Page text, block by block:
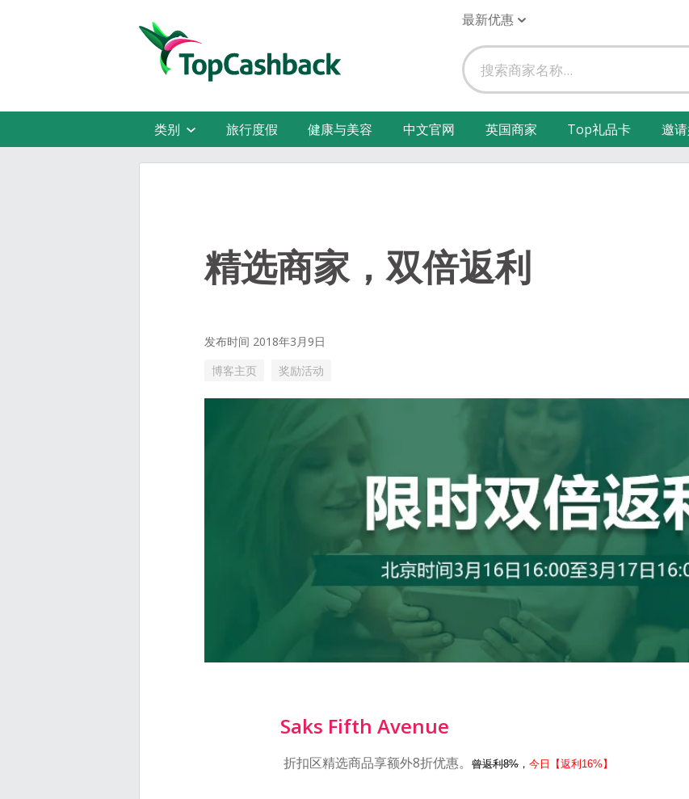
最新优惠
类别 旅行度假 健康与美容 中文官网 英国商家 Top礼品卡 邀
精选商家，双倍返利
发布时间 2018年3月9日
博客主页
奖励活动
Saks Fifth Avenue
折扣区精选商品享额外8折优惠。 曾返利8% ， 今日【返利16%】